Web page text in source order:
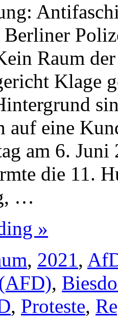
Raum
Klage
auf eine
am 6.
die 11.
…
»
, 2021,
,
, Proteste,